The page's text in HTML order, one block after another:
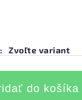
Zvoľte variant
do košíka